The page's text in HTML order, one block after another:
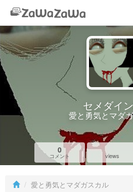
セメダイ
愛と勇気とマダ
0
コメント views
愛と勇気とマダガスカル